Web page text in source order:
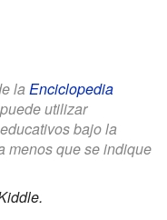
la Enciclopedia
utilizar
bajo la
menos que se indique